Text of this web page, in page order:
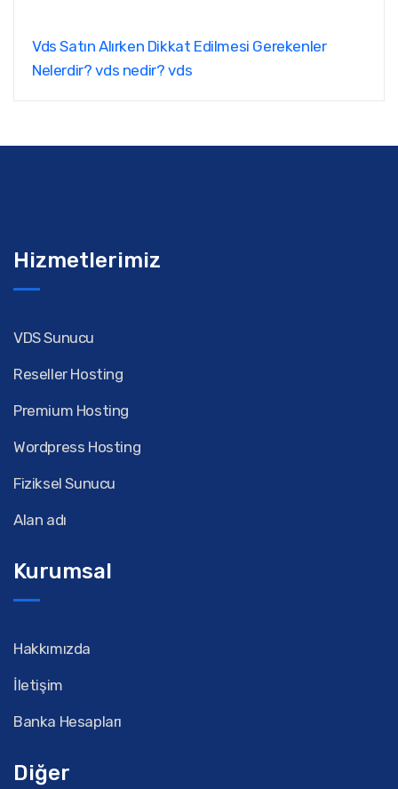
Vds Satın Alırken Dikkat Edilmesi Gerekenler
Nelerdir? vds nedir? vds
Hizmetlerimiz
VDS Sunucu
Reseller Hosting
Premium Hosting
Wordpress Hosting
Fiziksel Sunucu
Alan adı
Kurumsal
Hakkımızda
İletişim
Banka Hesapları
Diğer